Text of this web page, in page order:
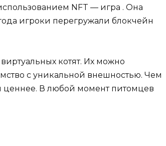
NFT — игра . Она
игроки перегружали блокчейн
котят. Их можно
с уникальной внешностью. Чем
ценнее. В любой момент питомцев